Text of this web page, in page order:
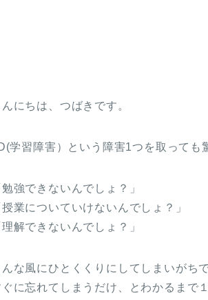
んにちは、つばきです。
学習障害）という障害1つを取って
勉強できないんでしょ？」
授業についていけないんでしょ？」
理解できないんでしょ？」
んな風にひとくくりにしてしまいがち
に忘れてしまうだけ、とわかるまで